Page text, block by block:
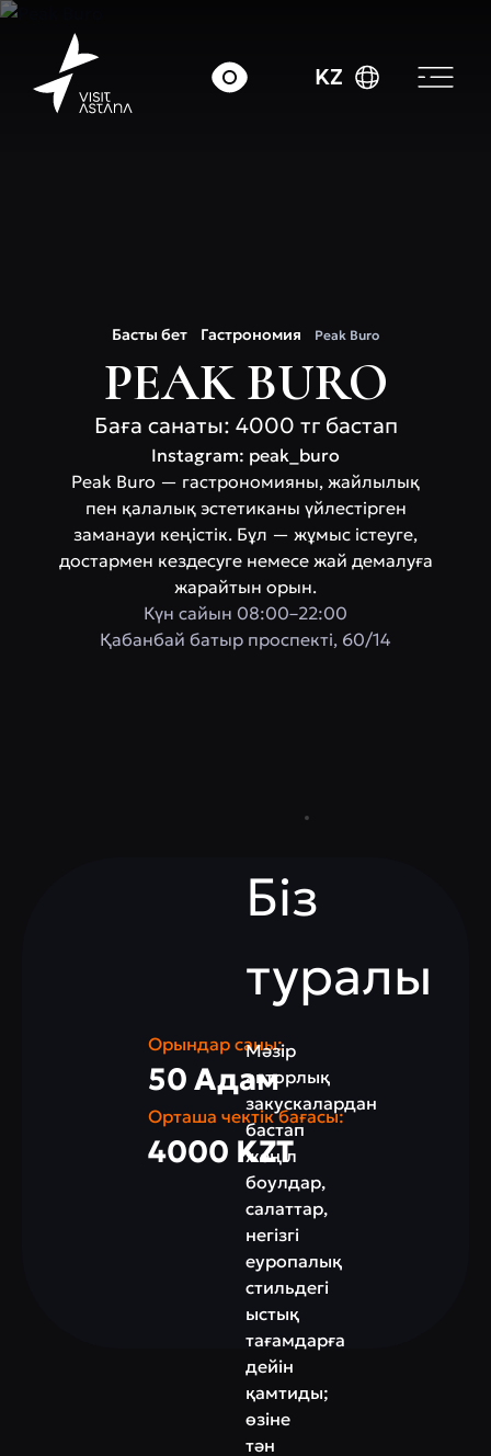
KZ
Басты бет Гастрономия Peak Buro
PEAK BURO
Баға санаты: 4000 тг бастап
Instagram: peak_buro
Peak Buro — гастрономияны, жайлылық
пен қалалық эстетиканы үйлестірген
заманауи кеңістік. Бұл — жұмыс істеуге,
достармен кездесуге немесе жай демалуға
жарайтын орын.
Күн сайын 08:00–22:00
Қабанбай батыр проспектi, 60/14
Біз
туралы
Мәзір
авторлық
закускалардан
бастап
жеңіл
боулдар,
салаттар,
негізгі
еуропалық
стильдегі
ыстық
тағамдарға
дейін
қамтиды;
өзіне
тән
Орындар саны:
50 Адам
Орташа чектік бағасы:
4000 KZT